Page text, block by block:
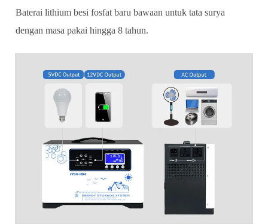
Baterai lithium besi fosfat baru bawaan untuk tata surya
dengan masa pakai hingga 8 tahun.